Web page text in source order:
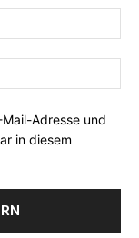
Adresse und
in diesem